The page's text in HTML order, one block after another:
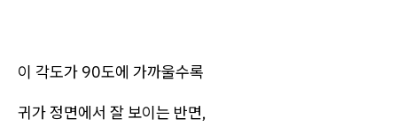
이 각도가 90도에 가까울수록
귀가 정면에서 잘 보이는 반면,